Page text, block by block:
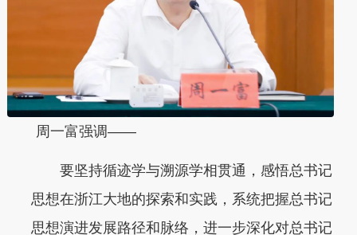
周一富强调——
要坚持循迹学与溯源学相贯通，感悟总书记
思想在浙江大地的探索和实践，系统把握总书记
思想演进发展路径和脉络，进一步深化对总书记